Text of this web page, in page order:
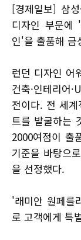
[경제일보] 삼
디자인 부문에
인'을 출품해 금
런던 디자인 어
건축·인테리어
전이다. 전 세
트를 발굴하는
2000여점이 출
기준을 바탕으
을 선정했다.
'래미안 원페를
로 고객에게 특